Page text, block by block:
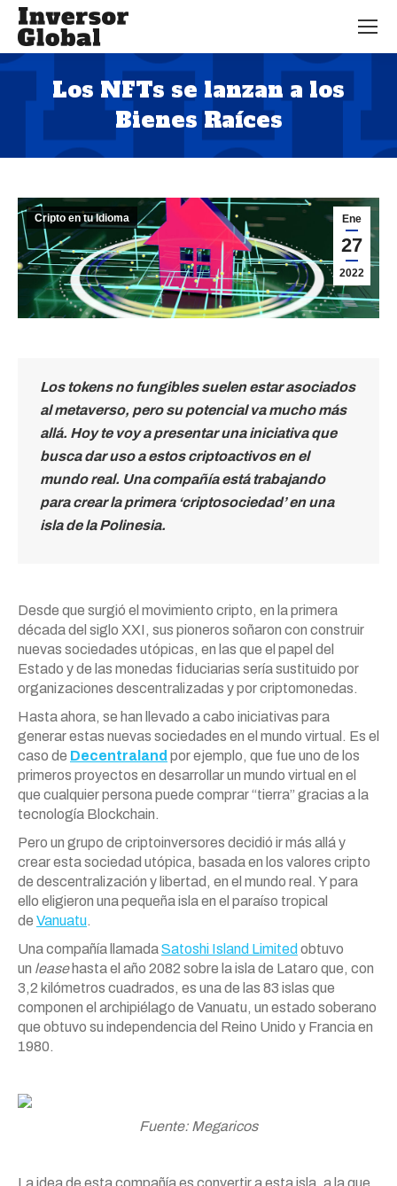
Los NFTs se lanzan a los
Bienes Raíces
Estás aquí:
Ene
27
2022
Cripto en tu Idioma
Los tokens no fungibles suelen estar asociados
al metaverso, pero su potencial va mucho más
allá. Hoy te voy a presentar una iniciativa que
busca dar uso a estos criptoactivos en el
mundo real. Una compañía está trabajando
para crear la primera ‘criptosociedad’ en una
isla de la Polinesia.
Desde que surgió el movimiento cripto, en la primera
década del siglo XXI, sus pioneros soñaron con construir
nuevas sociedades utópicas, en las que el papel del
Estado y de las monedas fiduciarias sería sustituido por
organizaciones descentralizadas y por criptomonedas.
Hasta ahora, se han llevado a cabo iniciativas para
generar estas nuevas sociedades en el mundo virtual. Es el
caso de Decentraland por ejemplo, que fue uno de los
primeros proyectos en desarrollar un mundo virtual en el
que cualquier persona puede comprar “tierra” gracias a la
tecnología Blockchain.
Pero un grupo de criptoinversores decidió ir más allá y
crear esta sociedad utópica, basada en los valores cripto
de descentralización y libertad, en el mundo real. Y para
ello eligieron una pequeña isla en el paraíso tropical
de Vanuatu.
Una compañía llamadaSatoshi Island Limited obtuvo
un leasehasta el año 2082 sobre la isla de Lataro que, con
3,2 kilómetros cuadrados, es una de las 83 islas que
componen el archipiélago de Vanuatu, un estado soberano
que obtuvo su independencia del Reino Unido y Francia en
1980.
Fuente: Megaricos
La idea de esta compañía es convertir a esta isla, a la que